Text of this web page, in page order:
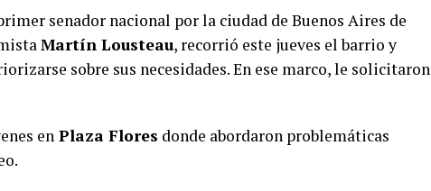
senador nacional por la ciudad de Buenos Aires de
Martín Lousteau, recorrió este jueves el barrio y
sobre sus necesidades. En ese marco, le solicitaron
en Plaza Flores donde abordaron problemáticas